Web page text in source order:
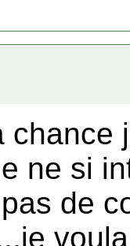
chance
ne si
de